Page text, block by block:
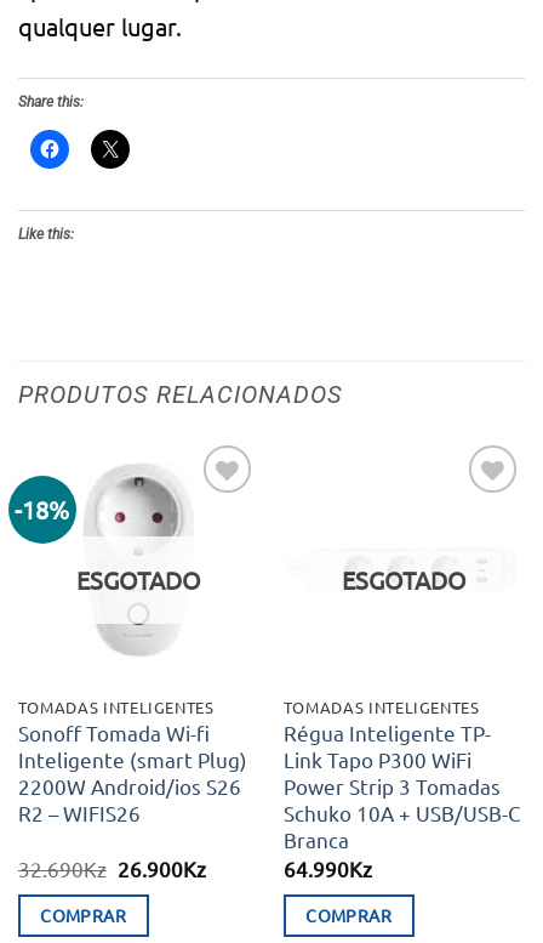
qualquer lugar.
Share this:
Like this:
PRODUTOS RELACIONADOS
-18%
Adicionar
aos meus
ESGOTADO
TOMADAS INTELIGENTES
Sonoff Tomada Wi-fi
Inteligente (smart Plug)
2200W Android/ios S26
R2 – WIFIS26
32.690Kz O
original
era:
26.900KzO
COMPRAR
desejos
ESGOTADO
TOMADAS INTELIGENTES
Régua Inteligente TP-
Link Tapo P300 WiFi
Power Strip 3 Tomadas
Schuko 10A + USB/USB-C
Branca
64.990Kz
COMPRAR